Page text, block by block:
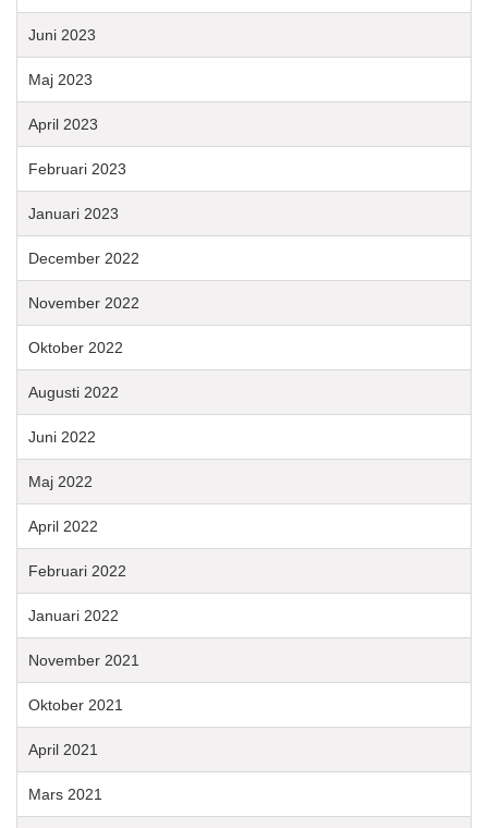
Juni 2023
Maj 2023
April 2023
Februari 2023
Januari 2023
December 2022
November 2022
Oktober 2022
Augusti 2022
Juni 2022
Maj 2022
April 2022
Februari 2022
Januari 2022
November 2021
Oktober 2021
April 2021
Mars 2021